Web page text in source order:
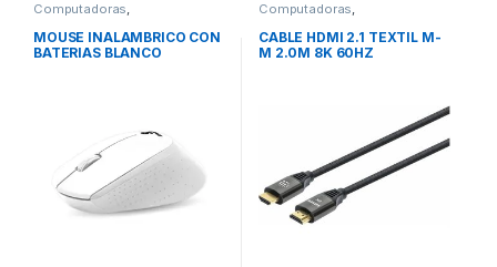
Computadoras,
MOUSE INALAMBRICO CON
BATERIAS BLANCO
Computadoras,
CABLE HDMI 2.1 TEXTIL M-
M 2.0M 8K 60HZ